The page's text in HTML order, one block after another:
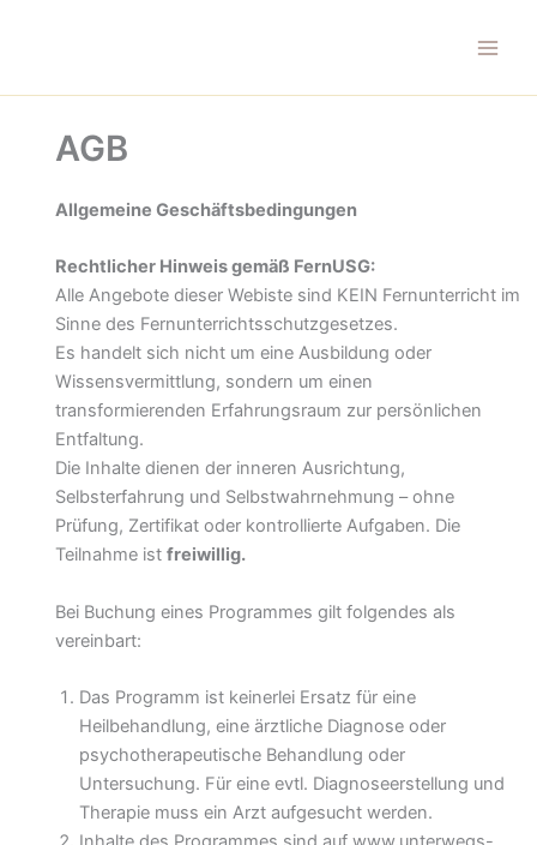
AGB
Allgemeine Geschäftsbedingungen
Rechtlicher Hinweis gemäß FernUSG:
Alle Angebote dieser Webiste sind KEIN Fernunterricht im
Sinne des Fernunterrichtsschutzgesetzes.
Es handelt sich nicht um eine Ausbildung oder
Wissensvermittlung, sondern um einen
transformierenden Erfahrungsraum zur persönlichen
Entfaltung.
Die Inhalte dienen der inneren Ausrichtung,
Selbsterfahrung und Selbstwahrnehmung – ohne
Prüfung, Zertifikat oder kontrollierte Aufgaben. Die
Teilnahme ist freiwillig.
Bei Buchung eines Programmes gilt folgendes als
vereinbart:
Das Programm ist keinerlei Ersatz für eine
Heilbehandlung, eine ärztliche Diagnose oder
psychotherapeutische Behandlung oder
Untersuchung. Für eine evtl. Diagnoseerstellung und
Therapie muss ein Arzt aufgesucht werden.